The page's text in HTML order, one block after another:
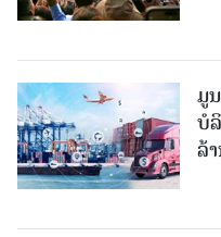
ມູ
ບໍ
ລ້